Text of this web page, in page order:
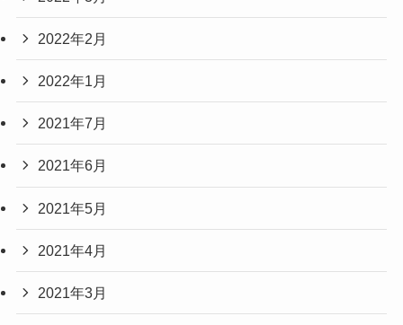
2022年2月
2022年1月
2021年7月
2021年6月
2021年5月
2021年4月
2021年3月